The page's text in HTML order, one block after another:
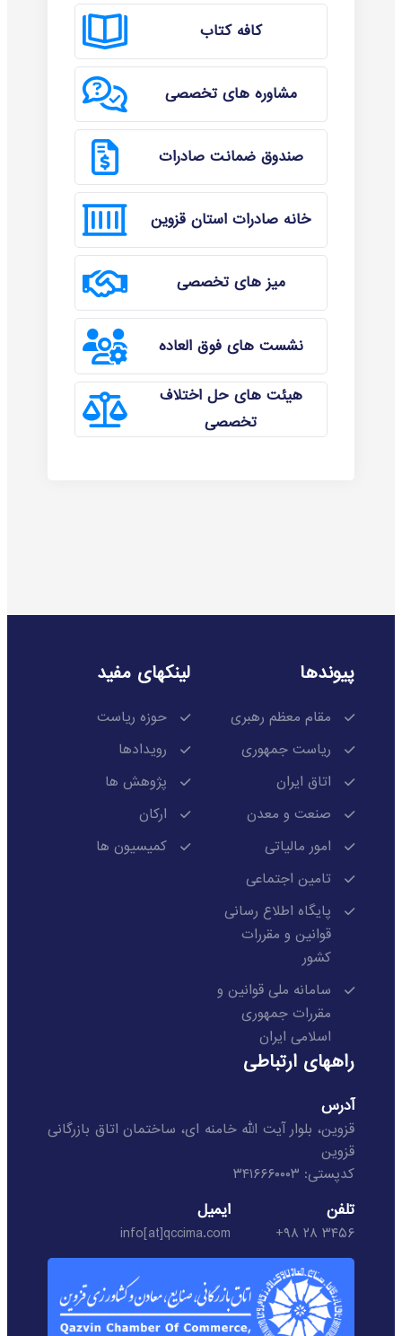
کافه کتاب
مشاوره های تخصصی
صندوق ضمانت صادرات
خانه صادرات استان قزوین
میز های تخصصی
نشست های فوق العاده
هیئت های حل اختلاف
تخصصی
پیوندها
مقام معظم رهبری
ریاست جمهوری
اتاق ایران
صنعت و معدن
امور مالیاتی
تامین اجتماعی
پایگاه اطلاع رسانی
قوانین و مقررات
کشور
سامانه ملی قوانین و
مقررات جمهوری
اسلامی ایران
لینکهای مفید
حوزه ریاست
رویدادها
پژوهش ها
ارکان
کمیسیون ها
راههای ارتباطی
آدرس
قزوین، بلوار آیت الله خامنه ای، ساختمان اتاق بازرگانی
قزوین
کدپستی: ۳۴۱۶۶۶۰۰۰۳
تلفن
۳۴۵۶ ۲۸ ۹۸+
ایمیل
info[at]qccima.com